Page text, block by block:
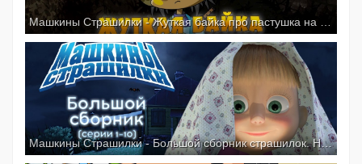
Машкины Страшилки - Большой сборник страшилок. Новые мультфильмы 2016